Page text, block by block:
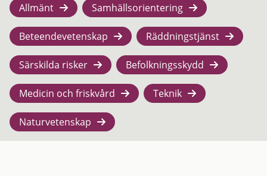
Allmänt Samhällsorientering
Beteendevetenskap Räddningstjänst
Särskilda risker Befolkningsskydd
Medicin och friskvård Teknik
Naturvetenskap